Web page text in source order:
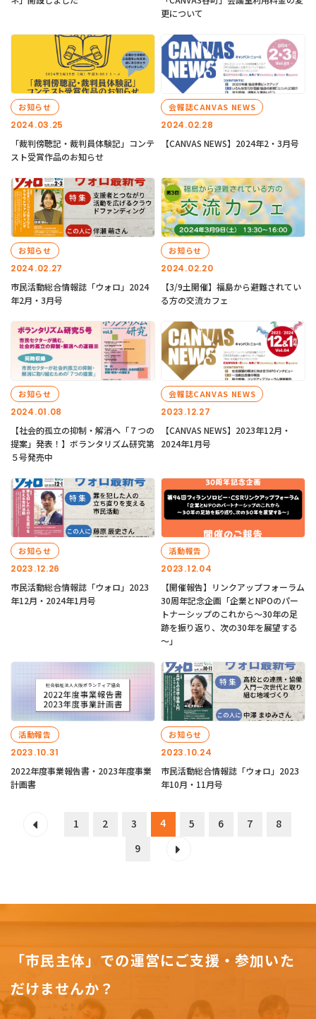
更について
2024.03.25
お知らせ
「裁判傍聴記・裁判員体験記」コンテ
スト受賞作品のお知らせ
2024.02.28
会報誌CANVAS NEWS
【CANVAS NEWS】2024年2・3月号
2024.02.27
お知らせ
市民活動総合情報誌「ウォロ」2024
年2月・3月号
2024.02.20
お知らせ
【3/9土開催】福島から避難されてい
る方の交流カフェ
2024.01.08
お知らせ
【社会的孤立の抑制・解消へ「７つの
提案」発表！】ボランタリズム研究第
５号発売中
2023.12.27
会報誌CANVAS NEWS
【CANVAS NEWS】2023年12月・
2024年1月号
2023.12.26
お知らせ
市民活動総合情報誌「ウォロ」2023
年12月・2024年1月号
2023.12.04
活動報告
【開催報告】リンクアップフォーラム
30周年記念企画「企業とNPOのパー
トナーシップのこれから～30年の足
跡を振り返り、次の30年を展望する
～」
2023.10.31
活動報告
2022年度事業報告書・2023年度事業
計画書
2023.10.24
お知らせ
市民活動総合情報誌「ウォロ」2023
年10月・11月号
1 2 3 4 5 6 7
8
9
「市民主体」での運営にご支援・参加いた
だけませんか？